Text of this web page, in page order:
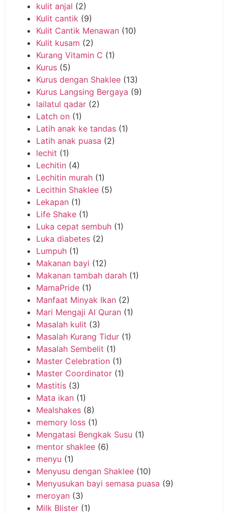
kulit anjal (2)
Kulit cantik (9)
Kulit Cantik Menawan (10)
Kulit kusam (2)
Kurang Vitamin C (1)
Kurus (5)
Kurus dengan Shaklee (13)
Kurus Langsing Bergaya (9)
lailatul qadar (2)
Latch on (1)
Latih anak ke tandas (1)
Latih anak puasa (2)
lechit (1)
Lechitin (4)
Lechitin murah (1)
Lecithin Shaklee (5)
Lekapan (1)
Life Shake (1)
Luka cepat sembuh (1)
Luka diabetes (2)
Lumpuh (1)
Makanan bayi (12)
Makanan tambah darah (1)
MamaPride (1)
Manfaat Minyak Ikan (2)
Mari Mengaji Al Quran (1)
Masalah kulit (3)
Masalah Kurang Tidur (1)
Masalah Sembelit (1)
Master Celebration (1)
Master Coordinator (1)
Mastitis (3)
Mata ikan (1)
Mealshakes (8)
memory loss (1)
Mengatasi Bengkak Susu (1)
mentor shaklee (6)
menyu (1)
Menyusu dengan Shaklee (10)
Menyusukan bayi semasa puasa (9)
meroyan (3)
Milk Blister (1)